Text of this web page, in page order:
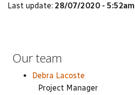
Last update: 28/07/2020 - 5:52am
Our team
Debra Lacoste
Project Manager